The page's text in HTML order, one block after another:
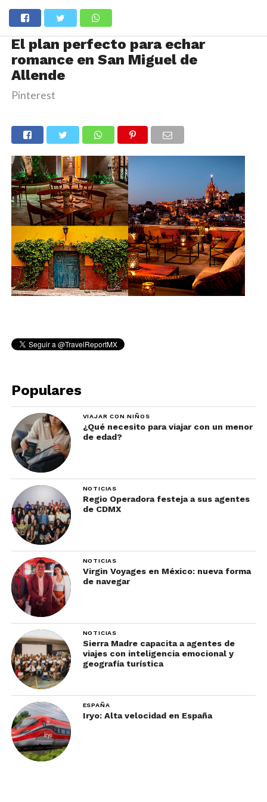
El plan perfecto para echar
romance en San Miguel de
Allende
Pinterest
Populares
VIAJAR CON NIÑOS
¿Qué necesito para viajar con un menor
de edad?
NOTICIAS
Regio Operadora festeja a sus agentes
de CDMX
NOTICIAS
Virgin Voyages en México: nueva forma
de navegar
NOTICIAS
Sierra Madre capacita a agentes de
viajes con inteligencia emocional y
geografía turística
ESPAÑA
Iryo: Alta velocidad en España